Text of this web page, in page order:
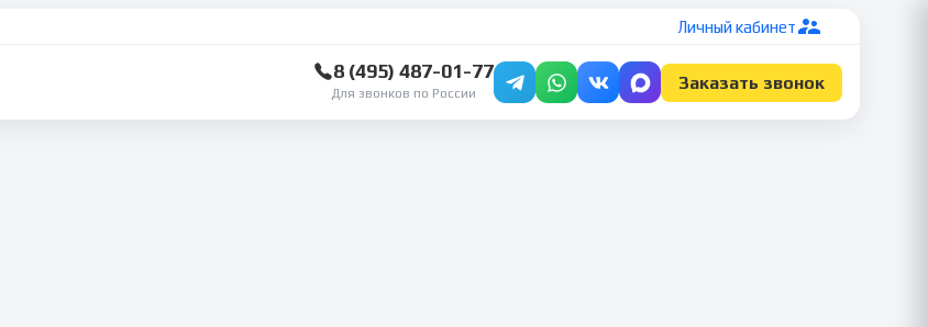
Личный кабинет
8 (495) 487-01-77
Для звонков по России
Заказать звонок